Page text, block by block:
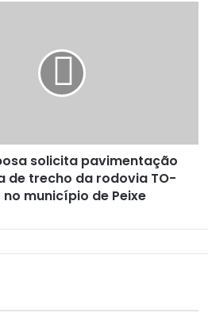
solicita pavimentação
de trecho da rodovia TO-
no município de Peixe